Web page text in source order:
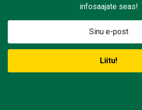
infosaajate seas!